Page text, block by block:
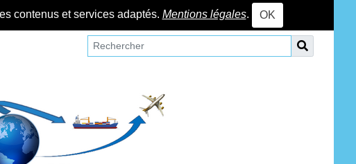
contenus et services adaptés. Mentions légales. OK